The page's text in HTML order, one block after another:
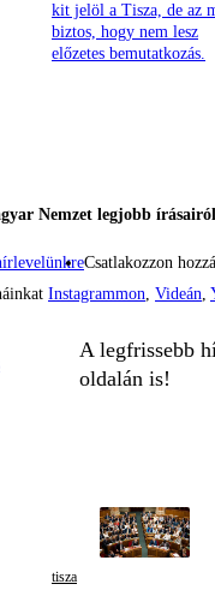
kit jelöl a Tisza, de az
biztos, hogy nem lesz
előzetes bemutatkozás.
Nemzet legjobb
Csatlakozzon
Instagrammon, Videán,
A legfrissebb
oldalán is!
tisza